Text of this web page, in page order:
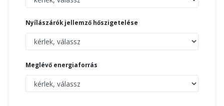
Nyílászárók jellemző hőszigetelése
Meglévő energiaforrás